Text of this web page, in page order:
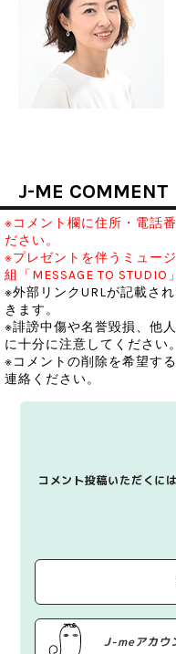
J-ME COMMENT
※コメント欄に住所・電話
ださい。
※プレゼントを伴うミュー
組「MESSAGE TO STUDIO
※外部リンクURLが記載さ
きます。
※誹謗中傷や名誉毀損、他
に十分に注意してください。
※コメントの削除を希望す
連絡ください。
コメント投稿いただくに
J-meアカウ